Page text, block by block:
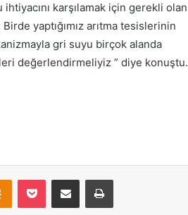
karşılamak için gerekli olan
yaptığımız arıtma tesislerinin
gri suyu birçok alanda
değerlendirmeliyiz ” diye konuştu.